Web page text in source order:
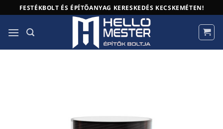
to
content
FESTÉKBOLT ÉS ÉPÍTŐANYAG KERESKEDÉS KECSKEMÉTEN!